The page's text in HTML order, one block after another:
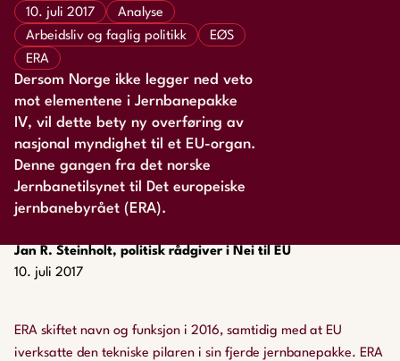
Jan R. Steinholt, politisk rådgiver i Nei til EU
10. juli 2017
10. juli 2017
Analyse
Arbeidsliv og faglig politikk
EØS
ERA
Dersom Norge ikke legger ned veto
mot elementene i Jernbanepakke
IV, vil dette bety ny overføring av
nasjonal myndighet til et EU-organ.
Denne gangen fra det norske
Jernbanetilsynet til Det europeiske
jernbanebyrået (ERA).
ERA skiftet navn og funksjon i 2016, samtidig med at EU
iverksatte den tekniske pilaren i sin fjerde jernbanepakke. ERA